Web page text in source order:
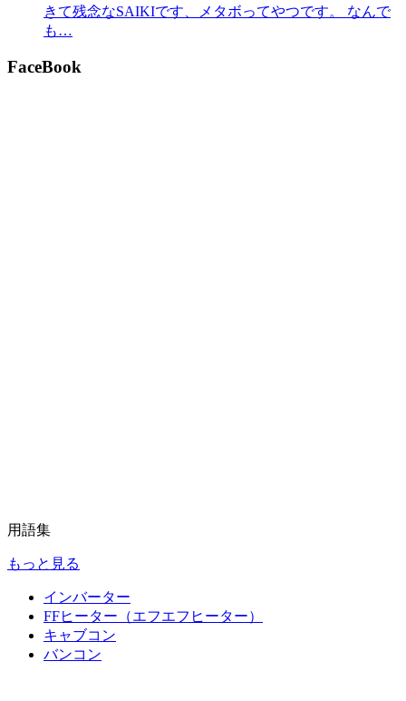
きて残念なSAIKIです、メタボってやつです。 なんで
も…
FaceBook
用語集
もっと見る
インバーター
FFヒーター（エフエフヒーター）
キャブコン
バンコン